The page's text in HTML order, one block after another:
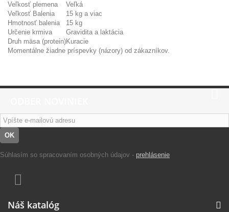
Veľkosť plemena
Veľká
Veľkosť Balenia
15 kg a viac
Hmotnosť balenia
15 kg
Určenie krmiva
Gravidita a laktácia
Druh mäsa (protein)Kuracie
Momentálne žiadne príspevky (názory) od zákazníkov.
OK
Súhlasím so spracovaním osobných údajov - prehlásenie
Náš katalóg